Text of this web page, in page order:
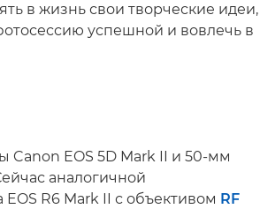
в жизнь свои творческие идеи,
успешной и вовлечь в
Canon EOS 5D Mark II и 50-мм
аналогичной
R6 Mark II с объективом RF